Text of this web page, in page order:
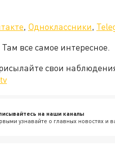
, Одноклассники,
все самое интересное.
свои
на наши каналы
узнавайте о главных новостях и